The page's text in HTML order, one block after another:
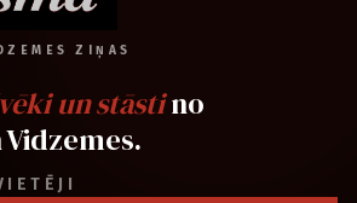
ZIŅAS
un stāstino